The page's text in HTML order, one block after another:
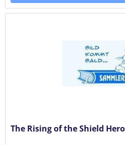
The Rising of the Shield